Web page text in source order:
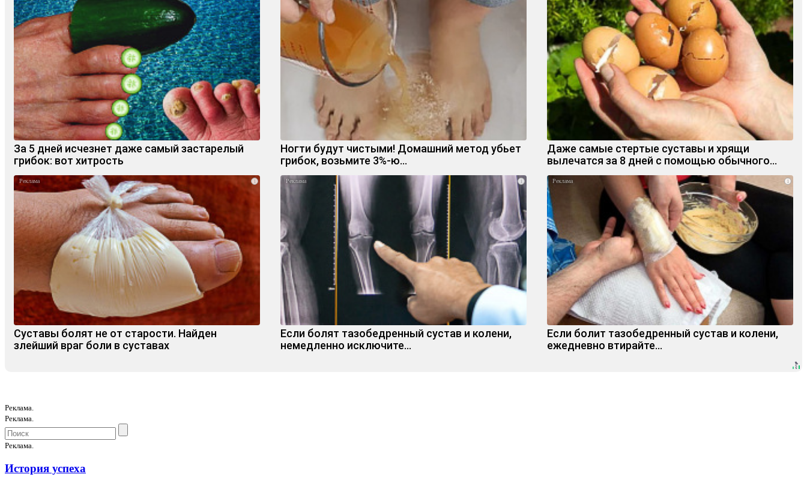
За 5 дней исчезнет даже самый застарелый
грибок: вот хитрость
Ногти будут чистыми! Домашний метод убьет
грибок, возьмите 3%-ю…
Даже самые стертые суставы и хрящи
вылечатся за 8 дней с помощью обычного…
i
Суставы болят не от старости. Найден
злейший враг боли в суставах
i
Если болят тазобедренный сустав и колени,
немедленно исключите...
i
Если болит тазобедренный сустав и колени,
ежедневно втирайте...
Реклама.
Реклама.
Реклама.
История успеха